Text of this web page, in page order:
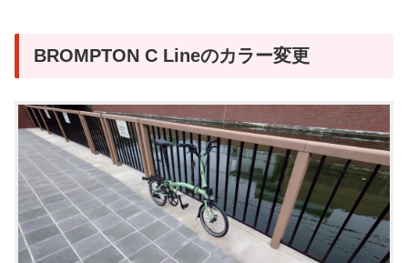
BROMPTON C Lineのカラー変更